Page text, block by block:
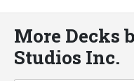
More Decks
Studios Inc.